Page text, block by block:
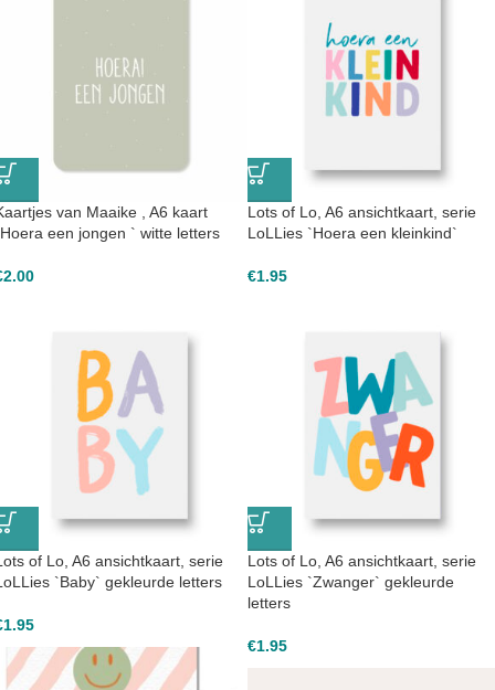
van Maaike , A6 kaart
een jongen ` witte letters
2.00
Lots of Lo, A6 ansichtkaart, serie
LoLLies `Hoera een kleinkind`
€1.95
of Lo, A6 ansichtkaart, serie
`Baby` gekleurde letters
1.95
Lots of Lo, A6 ansichtkaart, serie
LoLLies `Zwanger` gekleurde
letters
€1.95